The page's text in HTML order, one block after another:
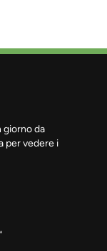
giorno da
per vedere i